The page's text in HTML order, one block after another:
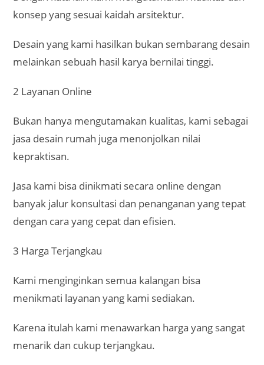
konsep yang sesuai kaidah arsitektur.
Desain yang kami hasilkan bukan sembarang desain
melainkan sebuah hasil karya bernilai tinggi.
2 Layanan Online
Bukan hanya mengutamakan kualitas, kami sebagai
jasa desain rumah juga menonjolkan nilai
kepraktisan.
Jasa kami bisa dinikmati secara online dengan
banyak jalur konsultasi dan penanganan yang tepat
dengan cara yang cepat dan efisien.
3 Harga Terjangkau
Kami menginginkan semua kalangan bisa
menikmati layanan yang kami sediakan.
Karena itulah kami menawarkan harga yang sangat
menarik dan cukup terjangkau.